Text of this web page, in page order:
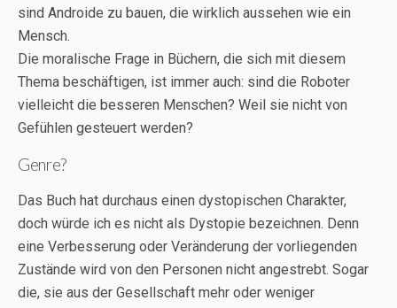
sind Androide zu bauen, die wirklich aussehen wie ein
Mensch.
Die moralische Frage in Büchern, die sich mit diesem
Thema beschäftigen, ist immer auch: sind die Roboter
vielleicht die besseren Menschen? Weil sie nicht von
Gefühlen gesteuert werden?
Genre?
Das Buch hat durchaus einen dystopischen Charakter,
doch würde ich es nicht als Dystopie bezeichnen. Denn
eine Verbesserung oder Veränderung der vorliegenden
Zustände wird von den Personen nicht angestrebt. Sogar
die, sie aus der Gesellschaft mehr oder weniger